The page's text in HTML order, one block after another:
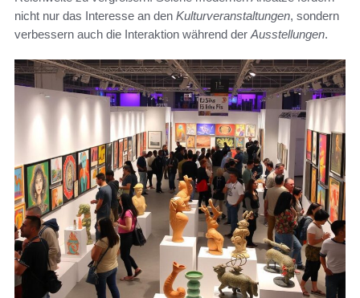
nicht nur das Interesse an den Kulturveranstaltungen, sondern
verbessern auch die Interaktion während der Ausstellungen.